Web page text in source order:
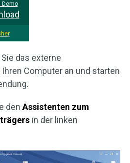
Demo
das externe
Computer an und starten
denAssistenten zum
in der linken